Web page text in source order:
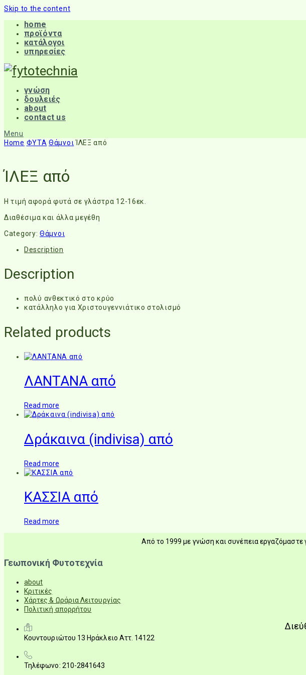
Skip to the content
home
προϊόντα
κατάλογοι
υπηρεσίες
γνώση
δουλειές
about
contact us
Menu
Home ΦΥΤΑ Θάμνοι ΊΛΕΞ από
ΊΛΕΞ από
Η τιμή αφορά φυτά σε γλάστρα 12-16εκ.
Διαθέσιμα και άλλα μεγέθη
Category: Θάμνοι
Description
Description
πολύ ανθεκτικό στο κρύο
κατάλληλο για Χριστουγεννιάτικο στολισμό
Related products
ΛΑΝΤΑΝΑ από
Read more
Δράκαινα (indivisa) από
Read more
ΚΑΣΣΙΑ από
Read more
Από το 1999 με γνώση και συνέπεια εργαζόμαστε
Γεωπονική Φυτοτεχνία
about
Κριτικές
Χάρτες & Ωράρια Λειτουργίας
Πολιτική απορρήτου
Κουντουριώτου 13 Ηράκλειο Αττ. 14122
Τηλέφωνο: 210-2841643